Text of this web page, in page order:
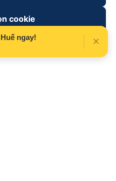
ngay! ✕
cookie